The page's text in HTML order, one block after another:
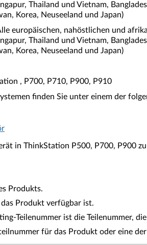
Thailand und Vietnam,
Korea, Neuseeland und Japan)
europäischen, nahöstlichen und
Thailand und Vietnam,
Korea, Neuseeland und Japan)
, P700, P710, P900, P910
finden Sie unter einem der
in ThinkStation P500, P700, P900
Produkts.
Produkt verfügbar ist.
Teilenummer ist die Teilenummer,
für das Produkt oder eine